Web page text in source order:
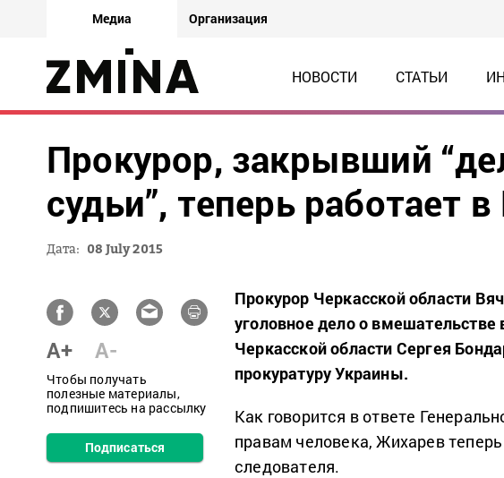
Медиа Организация
НОВОСТИ СТАТЬИ
Прокурор, закрывший
судьи”, теперь работает
Дата: 08 July 2015
A+ A-
Чтобы получать
полезные материалы,
подпишитесь на рассылку
Подписаться
Прокурор Черкасской области
уголовное дело о вмешательстве
Черкасской области Сергея
прокуратуру Украины.
Как говорится в ответе
правам человека, Жихарев
следователя.